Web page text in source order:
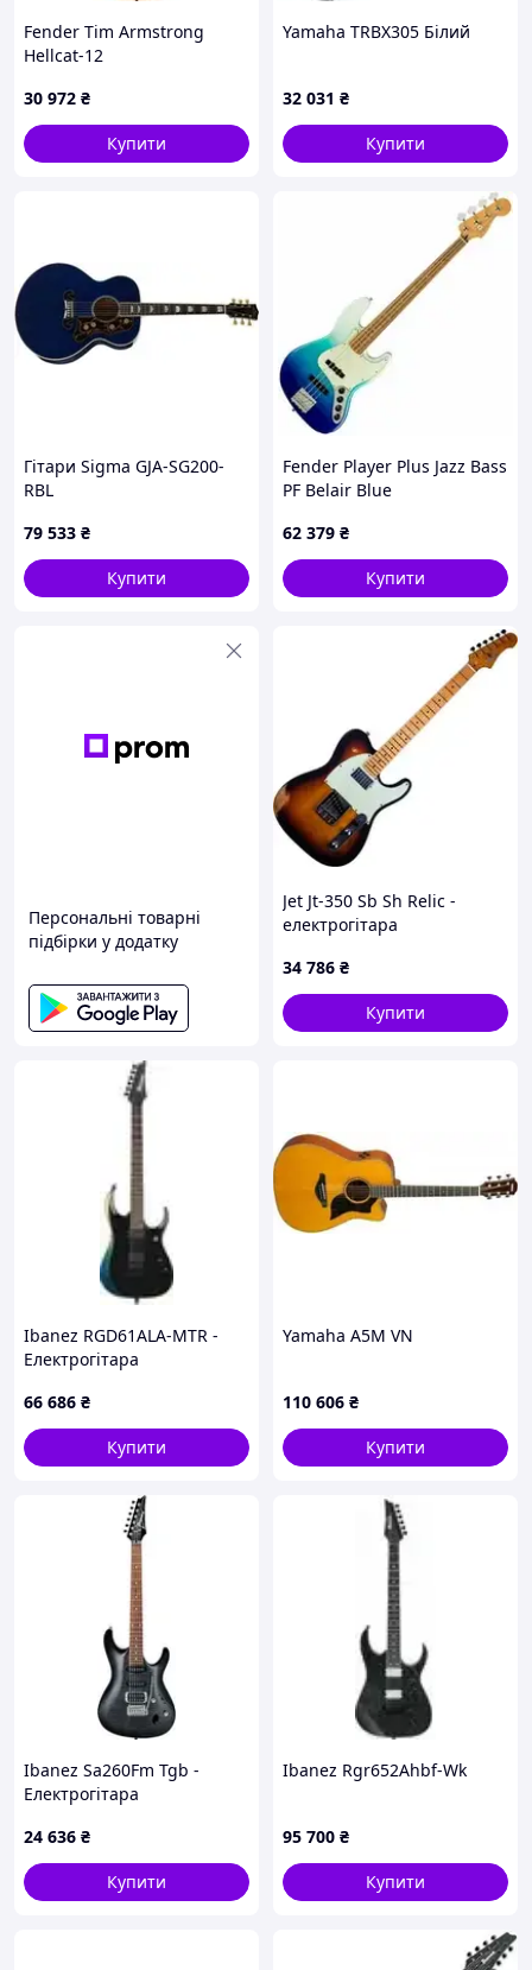
Відправляємо в будь-які регіони України
перевізниками: Нова Пошта, Інтайм, Гюнсел. Термін
Fender Tim Armstrong
Hellcat-12
30 972 ₴
Купити
Yamaha TRBX305 Білий
32 031 ₴
Купити
Гітари Sigma GJA-SG200-
RBL
79 533 ₴
Купити
Fender Player Plus Jazz Bass
PF Belair Blue
62 379 ₴
Купити
Персональні товарні
підбірки у додатку
Jet Jt-350 Sb Sh Relic -
електрогітара
34 786 ₴
Купити
Ibanez RGD61ALA-MTR -
Електрогітара
66 686 ₴
Купити
Yamaha A5M VN
110 606 ₴
Купити
Ibanez Sa260Fm Tgb -
Електрогітара
24 636 ₴
Купити
Ibanez Rgr652Ahbf-Wk
95 700 ₴
Купити